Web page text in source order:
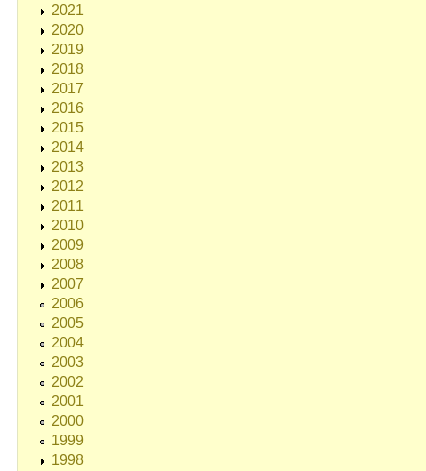
2021
2020
2019
2018
2017
2016
2015
2014
2013
2012
2011
2010
2009
2008
2007
2006
2005
2004
2003
2002
2001
2000
1999
1998